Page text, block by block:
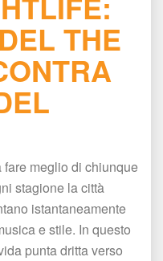
THE
fare meglio di chiunque
stagione la città
istantaneamente
e stile. In questo
punta dritta verso